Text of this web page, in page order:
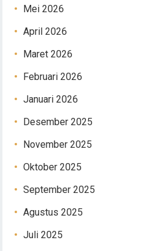
Mei 2026
April 2026
Maret 2026
Februari 2026
Januari 2026
Desember 2025
November 2025
Oktober 2025
September 2025
Agustus 2025
Juli 2025